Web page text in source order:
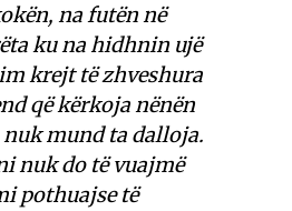
na futën në
ku na hidhnin ujë
krejt të zhveshura
që kërkoja nënën
mund ta dalloja.
nuk do të vuajmë
pothuajse të